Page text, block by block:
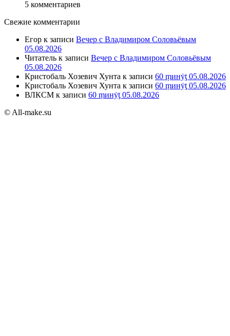
5 комментариев
Свежие комментарии
Егор к записи Вечер с Владимиром Соловьёвым
05.08.2026
Читатель к записи Вечер с Владимиром Соловьёвым
05.08.2026
Кристобаль Хозевич Хунта к записи 60 ṃинẏƫ 05.08.2026
Кристобаль Хозевич Хунта к записи 60 ṃинẏƫ 05.08.2026
ВЛКСМ к записи 60 ṃинẏƫ 05.08.2026
© All-make.su